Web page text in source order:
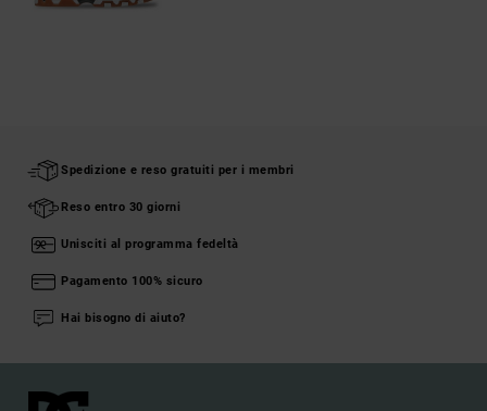
Spedizione e reso gratuiti per i membri
Reso entro 30 giorni
Unisciti al programma fedeltà
Pagamento 100% sicuro
Hai bisogno di aiuto?